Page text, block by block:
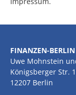
FINANZEN-BERLIN
Uwe Mohnstein
Königsberger Str.
12207 Berlin